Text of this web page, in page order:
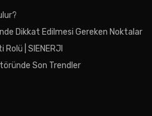
Dikkat Edilmesi Gereken Noktalar
| SIENERJI
Son Trendler